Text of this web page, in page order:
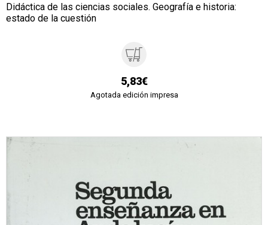
Didáctica de las ciencias sociales. Geografía e historia:
estado de la cuestión
5,83€
Agotada edición impresa